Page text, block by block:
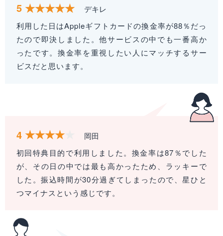
5
デキレ
利用した日はAppleギフトカードの換金率が88％だっ
たので即決しました。他サービスの中でも一番高か
ったです。換金率を重視したい人にマッチするサー
ビスだと思います。
4
岡田
初回特典目的で利用しました。換金率は87％でした
が、その日の中では最も高かったため、ラッキーで
した。振込時間が30分過ぎてしまったので、星ひと
つマイナスという感じです。